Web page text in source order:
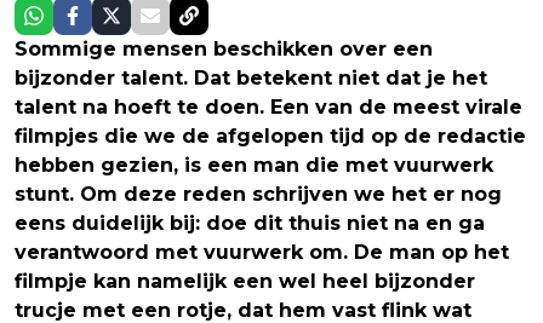
Sommige mensen beschikken over een
bijzonder talent. Dat betekent niet dat je het
talent na hoeft te doen. Een van de meest virale
filmpjes die we de afgelopen tijd op de redactie
hebben gezien, is een man die met vuurwerk
stunt. Om deze reden schrijven we het er nog
eens duidelijk bij: doe dit thuis niet na en ga
verantwoord met vuurwerk om. De man op het
filmpje kan namelijk een wel heel bijzonder
trucje met een rotje, dat hem vast flink wat